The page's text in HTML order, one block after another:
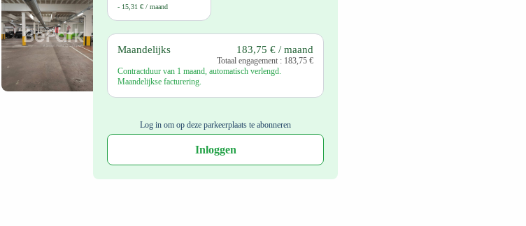
- 15,31 € / maand
Maandelijks 183,75 € / maand
Totaal engagement : 183,75 €
Contractduur van 1 maand, automatisch verlengd.
Maandelijkse facturering.
Log in om op deze parkeerplaats te abonneren
Inloggen